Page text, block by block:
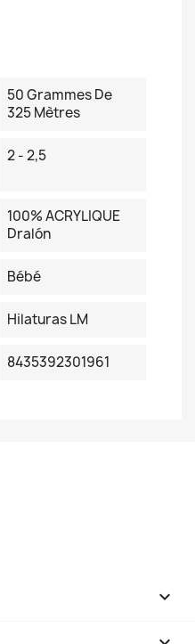
50 Grammes De
325 Mètres
2 - 2,5
100% ACRYLIQUE
Dralón
Bébé
Hilaturas LM
8435392301961
